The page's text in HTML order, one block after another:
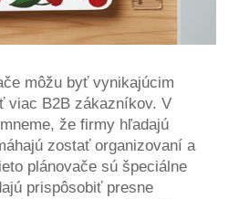
môžu byť vynikajúcim
viac B2B zákazníkov. V
že firmy hľadajú
zostať organizovaní a
plánovače sú špeciálne
prispôsobiť presne